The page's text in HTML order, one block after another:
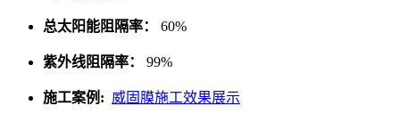
总太阳能阻隔率： 60%
紫外线阻隔率： 99%
施工案例: 威固膜施工效果展示